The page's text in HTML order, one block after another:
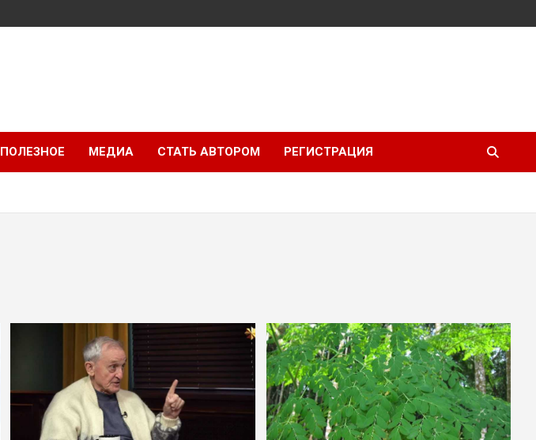
ПОЛЕЗНОЕ МЕДИА СТАТЬ АВТОРОМ РЕГИСТРАЦИЯ